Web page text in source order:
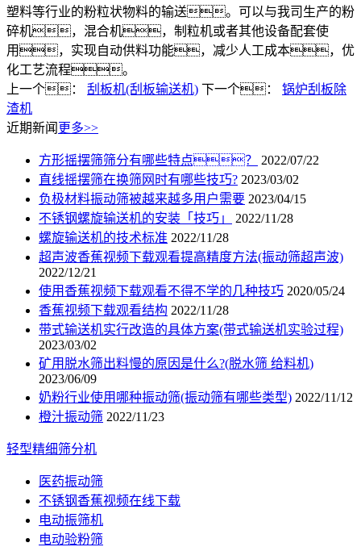
塑料等行业的粉粒状物料的输送。可以与我司生产的粉
碎机，混合机，制粒机或者其他设备配套使
用，实现自动供料功能，减少人工成本，优
化工艺流程。
上一个： 刮板机(刮板输送机) 下一个： 锅炉刮板除
渣机
近期新闻 更多>>
方形摇摆筛筛分有哪些特点？
2022/07/22
直线摇摆筛在换筛网时有哪些技巧? 2023/03/02
负极材料振动筛被越来越多用户需要 2023/04/15
不锈钢螺旋输送机的安装「技巧」
2022/11/28
螺旋输送机的技术标准 2022/11/28
超声波香蕉视频下载观看提高精度方法(振动筛超声波)
2022/12/21
使用香蕉视频下载观看不得不学的几种技巧 2020/05/24
香蕉视频下载观看结构 2022/11/28
带式输送机实行改造的具体方案(带式输送机实验过程)
2023/03/02
矿用脱水筛出料慢的原因是什么?(脱水筛 给料机)
2023/06/09
奶粉行业使用哪种振动筛(振动筛有哪些类型) 2022/11/12
橙汁振动筛 2022/11/23
轻型精细筛分机
医药振动筛
不锈钢香蕉视频在线下载
电动振筛机
电动验粉筛